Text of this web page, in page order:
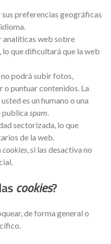
preferencias geográficas
analíticas web sobre
que dificultará que la web
podrá subir fotos,
puntuar contenidos. La
es un humano o una
publica spam
sectorizada, lo que
de la web.
cookies , si las desactiva no
cookies?
de forma general o